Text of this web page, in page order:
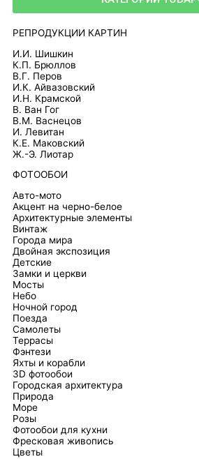
РЕПРОДУКЦИИ КАРТИН
И.И. Шишкин
К.П. Брюллов
В.Г. Перов
И.К. Айвазовский
И.Н. Крамской
В. Ван Гог
В.М. Васнецов
И. Левитан
К.Е. Маковский
Ж.-Э. Лиотар
ФОТООБОИ
Авто-мото
Акцент на черно-белое
Архитектурные элементы
Винтаж
Города мира
Двойная экспозиция
Детские
Замки и церкви
Мосты
Небо
Ночной город
Поезда
Самолеты
Террасы
Фэнтези
Яхты и корабли
3D фотообои
Городская архитектура
Природа
Море
Розы
Фотообои для кухни
Фресковая живопись
Цветы